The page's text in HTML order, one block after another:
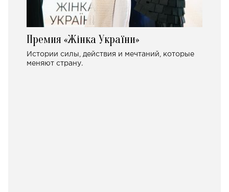
Премия «Жінка України»
Истории силы, действия и мечтаний, которые
меняют страну.